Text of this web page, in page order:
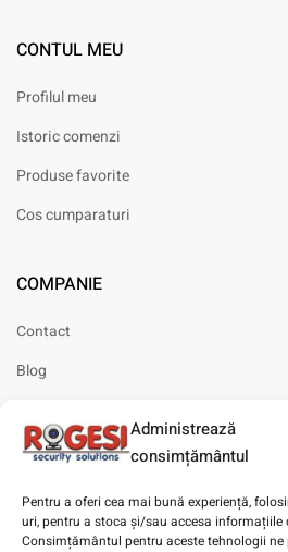
Administrează
consimțământul
Pentru a oferi cea mai bună experiență,
uri, pentru a stoca și/sau accesa informațiile
Consimțământul pentru aceste tehnologii
CONTUL MEU
Profilul meu
Istoric comenzi
Produse favorite
Cos cumparaturi
COMPANIE
Contact
Blog
Solicitare instalare